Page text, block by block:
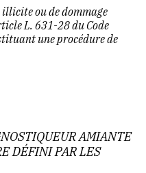
ou de dommage
L. 631-28 du Code
une procédure de
AMIANTE
DÉFINI PAR LES